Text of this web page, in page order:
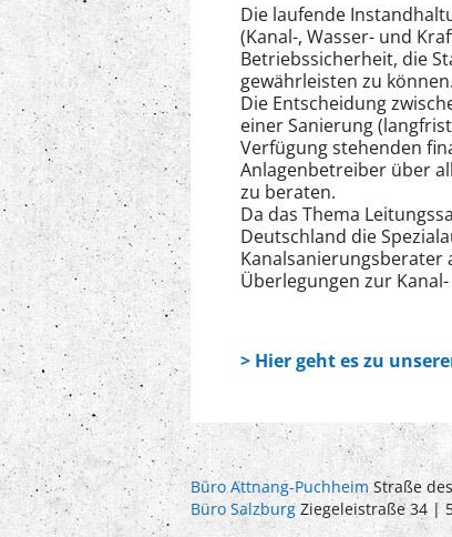
Die laufende
(Kanal-, Wasser- und
Betriebssicherheit, die
gewährleisten zu können.
Die Entscheidung
einer Sanierung
Verfügung stehenden
Anlagenbetreiber über
zu beraten.
Da das Thema
Deutschland die
Kanalsanierungsberater
Überlegungen zur
> Hier geht es zu
Büro Attnang-PuchheimStraße
Büro Salzburg Ziegeleistraße 34 |